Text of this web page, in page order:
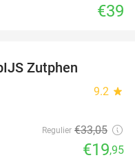
€39
Zutphen
9.2 star
Regulier €33,05
€19,95